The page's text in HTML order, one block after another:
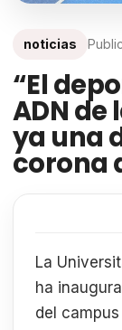
noticias
“El
ADN de
ya una
corona
La
ha
del